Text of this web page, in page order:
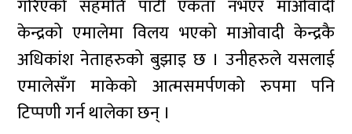
गरिएको सहमति पार्टी एकता नभएर माओवादी
केन्द्रको एमालेमा विलय भएको माओवादी केन्द्रकै
अधिकांश नेताहरुको बुझाइ छ । उनीहरुले यसलाई
एमालेसँग माकेको आत्मसमर्पणको रुपमा पनि
टिप्पणी गर्न थालेका छन् ।